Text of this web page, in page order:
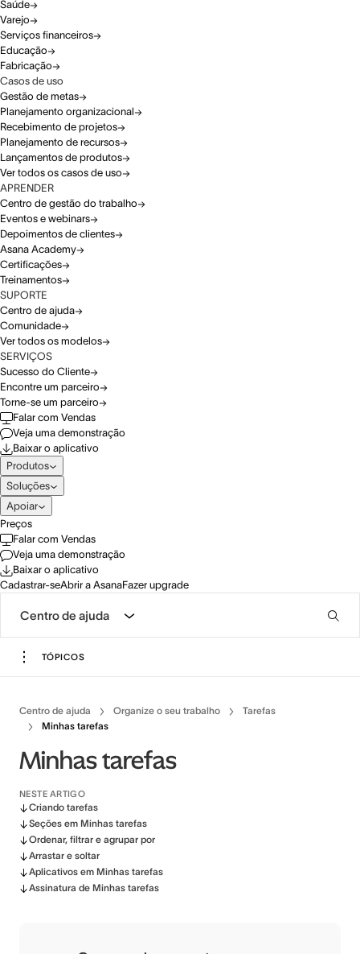
Saúde
Varejo
Serviços financeiros
Educação
Fabricação
Casos de uso
Gestão de metas
Planejamento organizacional
Recebimento de projetos
Planejamento de recursos
Lançamentos de produtos
Ver todos os casos de uso
APRENDER
Centro de gestão do trabalho
Eventos e webinars
Depoimentos de clientes
Asana Academy
Certificações
Treinamentos
SUPORTE
Centro de ajuda
Comunidade
Ver todos os modelos
SERVIÇOS
Sucesso do Cliente
Encontre um parceiro
Torne-se um parceiro
Falar com Vendas
Veja uma demonstração
Baixar o aplicativo
Produtos
Soluções
Apoiar
Preços
Falar com Vendas
Veja uma demonstração
Baixar o aplicativo
Cadastrar-seAbrir a AsanaFazer upgrade
Centro de ajuda
TÓPICOS
Centro de ajuda Organize o seu trabalho
Tarefas
Minhas tarefas
Minhas tarefas
NESTE ARTIGO
Criando tarefas
Seções em Minhas tarefas
Ordenar, filtrar e agrupar por
Arrastar e soltar
Aplicativos em Minhas tarefas
Assinatura de Minhas tarefas